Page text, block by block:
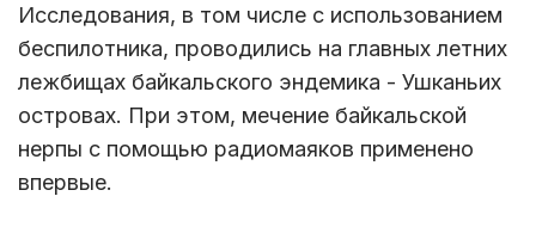
Исследования, в том числе с использованием
беспилотника, проводились на главных летних
лежбищах байкальского эндемика - Ушканьих
островах. При этом, мечение байкальской
нерпы с помощью радиомаяков применено
впервые.